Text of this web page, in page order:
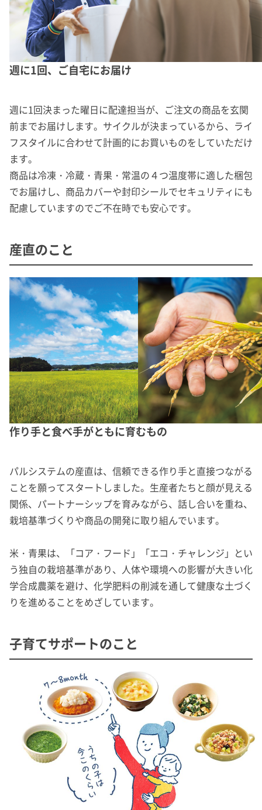
週に1回、ご自宅にお届け
週に1回決まった曜日に配達担当が、ご注文の商品を玄関
前までお届けします。サイクルが決まっているから、ライ
フスタイルに合わせて計画的にお買いものをしていただけ
ます。
商品は冷凍・冷蔵・青果・常温の４つ温度帯に適した梱包
でお届けし、商品カバーや封印シールでセキュリティにも
配慮していますのでご不在時でも安心です。
産直のこと
作り手と食べ手がともに育むもの
パルシステムの産直は、信頼できる作り手と直接つながる
ことを願ってスタートしました。生産者たちと顔が見える
関係、パートナーシップを育みながら、話し合いを重ね、
栽培基準づくりや商品の開発に取り組んでいます。
米・青果は、「コア・フード」「エコ・チャレンジ」とい
う独自の栽培基準があり、人体や環境への影響が大きい化
学合成農薬を避け、化学肥料の削減を通して健康な土づく
りを進めることをめざしています。
子育てサポートのこと